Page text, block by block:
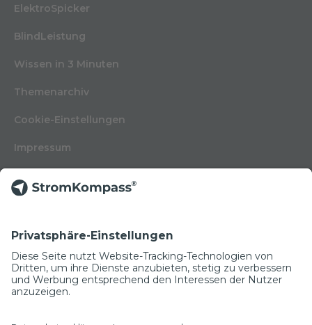
ElektroSpicker
BlindLeistung
Wissen in 3 Minuten
Themenarchiv
Cookie-Einstellungen
Impressum
Kontakt
Glossar